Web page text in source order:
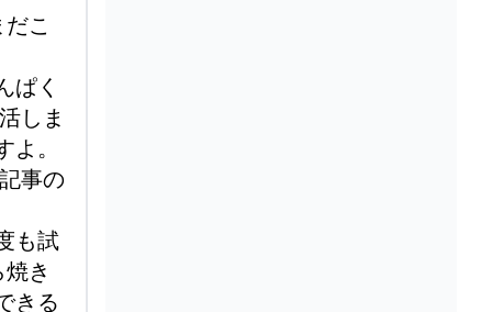
こ
ぱく
しま
。
事の
も試
き
きる